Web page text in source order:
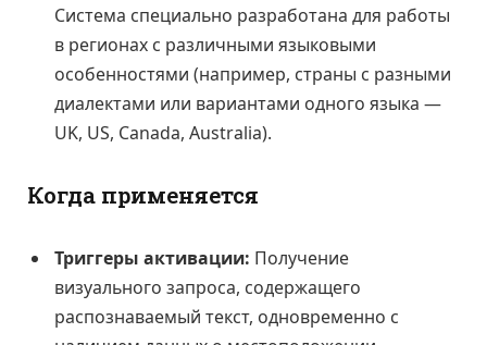
Система специально разработана для работы
в регионах с различными языковыми
особенностями (например, страны с разными
диалектами или вариантами одного языка —
UK, US, Canada, Australia).
Когда применяется
Триггеры активации: Получение
визуального запроса, содержащего
распознаваемый текст, одновременно с